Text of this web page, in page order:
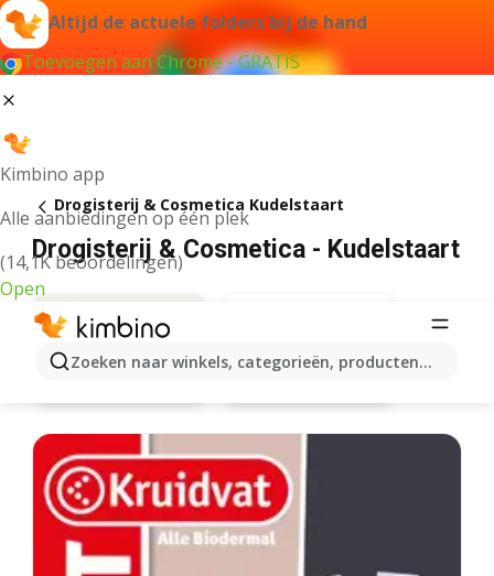
Altijd de actuele folders bij de hand
Toevoegen aan Chrome - GRATIS
Kimbino app
Alle aanbiedingen op één plek
(14,1K beoordelingen)
Open
Zoeken naar winkels, categorieën, producten...
Drogisterij & Cosmetica Kudelstaart
Drogisterij & Cosmetica - Kudelstaart